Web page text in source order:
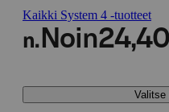
Kaikki System 4 -tuotteet
n. Noin
Valitse